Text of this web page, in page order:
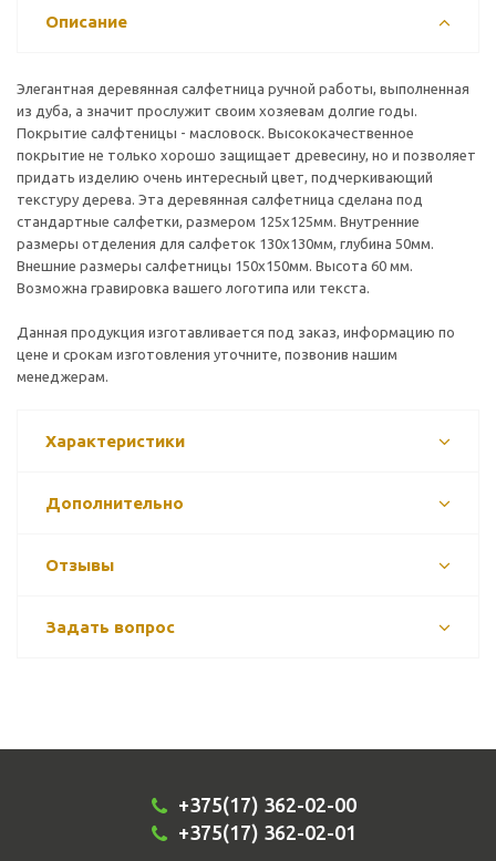
Описание
Элегантная деревянная салфетница ручной работы, выполненная
из дуба, а значит прослужит своим хозяевам долгие годы.
Покрытие салфтеницы - масловоск. Высококачественное
покрытие не только хорошо защищает древесину, но и позволяет
придать изделию очень интересный цвет, подчеркивающий
текстуру дерева. Эта деревянная салфетница сделана под
стандартные салфетки, размером 125х125мм. Внутренние
размеры отделения для салфеток 130х130мм, глубина 50мм.
Внешние размеры салфетницы 150х150мм. Высота 60 мм.
Возможна гравировка вашего логотипа или текста.
Данная продукция изготавливается под заказ, информацию по
цене и срокам изготовления уточните, позвонив нашим
менеджерам.
Характеристики
Дополнительно
Отзывы
Задать вопрос
+375(17) 362-02-00
+375(17) 362-02-01